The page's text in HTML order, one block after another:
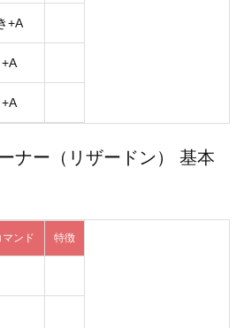
+A
ナー（リザードン） 基本
マンド 特徴